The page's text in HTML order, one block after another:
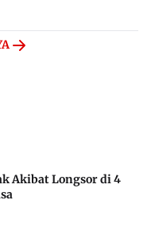
Akibat Longsor di 4